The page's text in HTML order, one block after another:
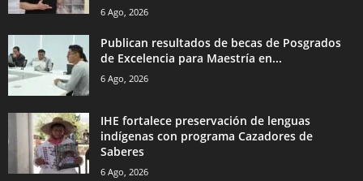
6 Ago, 2026
Publican resultados de becas de Posgrados
de Excelencia para Maestría en...
6 Ago, 2026
IHE fortalece preservación de lenguas
indígenas con programa Cazadores de
Saberes
6 Ago, 2026